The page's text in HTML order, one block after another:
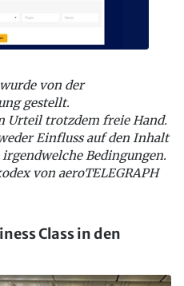
von der
gestellt.
Urteil trotzdem freie Hand.
Einfluss auf den Inhalt
Bedingungen.
von aeroTELEGRAPH
Class in den